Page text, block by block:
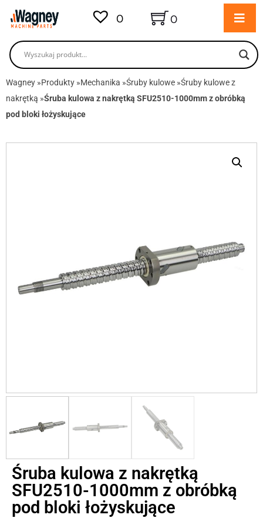
0 0
Wagney »Produkty »Mechanika »Śruby kulowe »Śruby kulowe z
nakrętką »Śruba kulowa z nakrętką SFU2510-1000mm z obróbką
pod bloki łożyskujące
Śruba kulowa z nakrętką
SFU2510-1000mm z obróbką
pod bloki łożyskujące